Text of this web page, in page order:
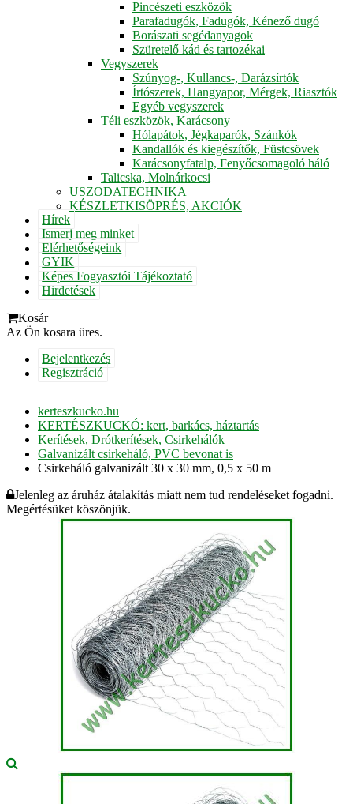
Pincészeti eszközök
Parafadugók, Fadugók, Kénező dugó
Borászati segédanyagok
Szüretelő kád és tartozékai
Vegyszerek
Szúnyog-, Kullancs-, Darázsírtók
Írtószerek, Hangyapor, Mérgek, Riasztók
Egyéb vegyszerek
Téli eszközök, Karácsony
Hólapátok, Jégkaparók, Szánkók
Kandallók és kiegészítők, Füstcsövek
Karácsonyfatalp, Fenyőcsomagoló háló
Talicska, Molnárkocsi
USZODATECHNIKA
KÉSZLETKISÖPRÉS, AKCIÓK
Hírek
Ismerj meg minket
Elérhetőségeink
GYIK
Képes Fogyasztói Tájékoztató
Hirdetések
Kosár
Az Ön kosara üres.
Bejelentkezés
Regisztráció
kerteszkucko.hu
KERTÉSZKUCKÓ: kert, barkács, háztartás
Kerítések, Drótkerítések, Csirkehálók
Galvanizált csirkeháló, PVC bevonat is
Csirkeháló galvanizált 30 x 30 mm, 0,5 x 50 m
Jelenleg az áruház átalakítás miatt nem tud rendeléseket fogadni.
Megértésüket köszönjük.